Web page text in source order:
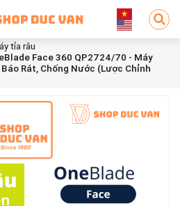
tỉa râu
Face 360 QP2724/70 - Máy
Rát, Chống Nước (Lược Chỉnh